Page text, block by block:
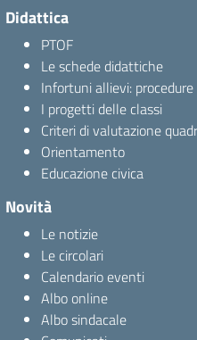
Didattica
PTOF
Le schede didattiche
Infortuni allievi: procedure
I progetti delle classi
Criteri di valutazione
Orientamento
Educazione civica
Novità
Le notizie
Le circolari
Calendario eventi
Albo online
Albo sindacale